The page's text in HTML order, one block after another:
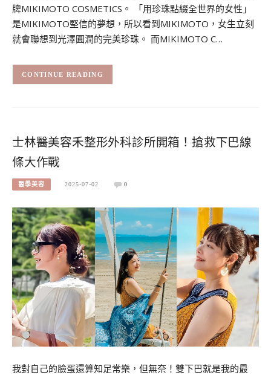
牌MIKIMOTO COSMETICS。 「用珍珠點綴全世界的女性」
是MIKIMOTO堅信的夢想，所以看到MIKIMOTO，女生立刻
就會聯想到光澤圓潤的完美珍珠。 而MIKIMOTO C…
CONTINUE READING
士林醫美容禾整形外科診所開箱！搶救下巴線
條大作戰
醫學美容 2025-07-02 0
我對自己的臉蛋還算知足常樂，但無奈！雙下巴就是我的最